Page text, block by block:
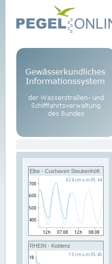
Elbe - Cuxhaven Steubenhöft
RHEIN - Koblenz